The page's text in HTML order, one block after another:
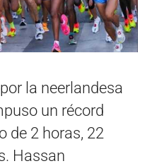
la neerlandesa
un récord
de 2 horas, 22
Hassan